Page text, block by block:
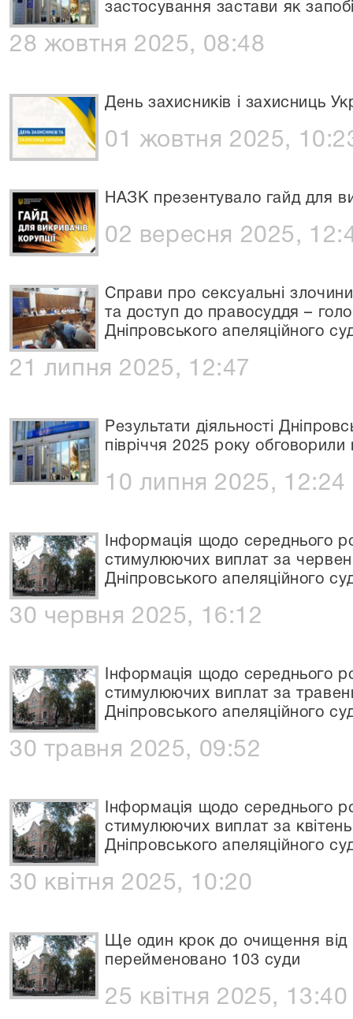
застосування застави як
28 жовтня 2025, 08:48
День захисників і захисниць
01 жовтня 2025,
НАЗК презентувало гайд для
02 вересня 2025,
Справи про сексуальні
та доступ до правосуддя –
Дніпровського апеляційного
21 липня 2025, 12:47
Результати діяльності
півріччя 2025 року обговорили
10 липня 2025, 12:24
Інформація щодо середнього
стимулюючих виплат за
Дніпровського апеляційного
30 червня 2025, 16:12
Інформація щодо середнього
стимулюючих виплат за
Дніпровського апеляційного
30 травня 2025, 09:52
Інформація щодо середнього
стимулюючих виплат за
Дніпровського апеляційного
30 квітня 2025, 10:20
Ще один крок до очищення від
перейменовано 103 суди
25 квітня 2025, 13:40